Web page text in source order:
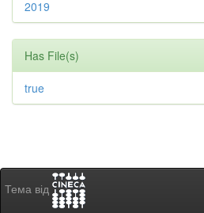
2019
Has File(s)
true
Тема від